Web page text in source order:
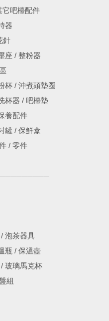
它吧檯配件
器
針
座 / 整粉器
杯 / 沖煮頭墊圈
杯器 / 吧檯墊
養配件
罐 / 保鮮盒
/ 零件
泡茶器具
瓶 / 保溫壺
玻璃馬克杯
組